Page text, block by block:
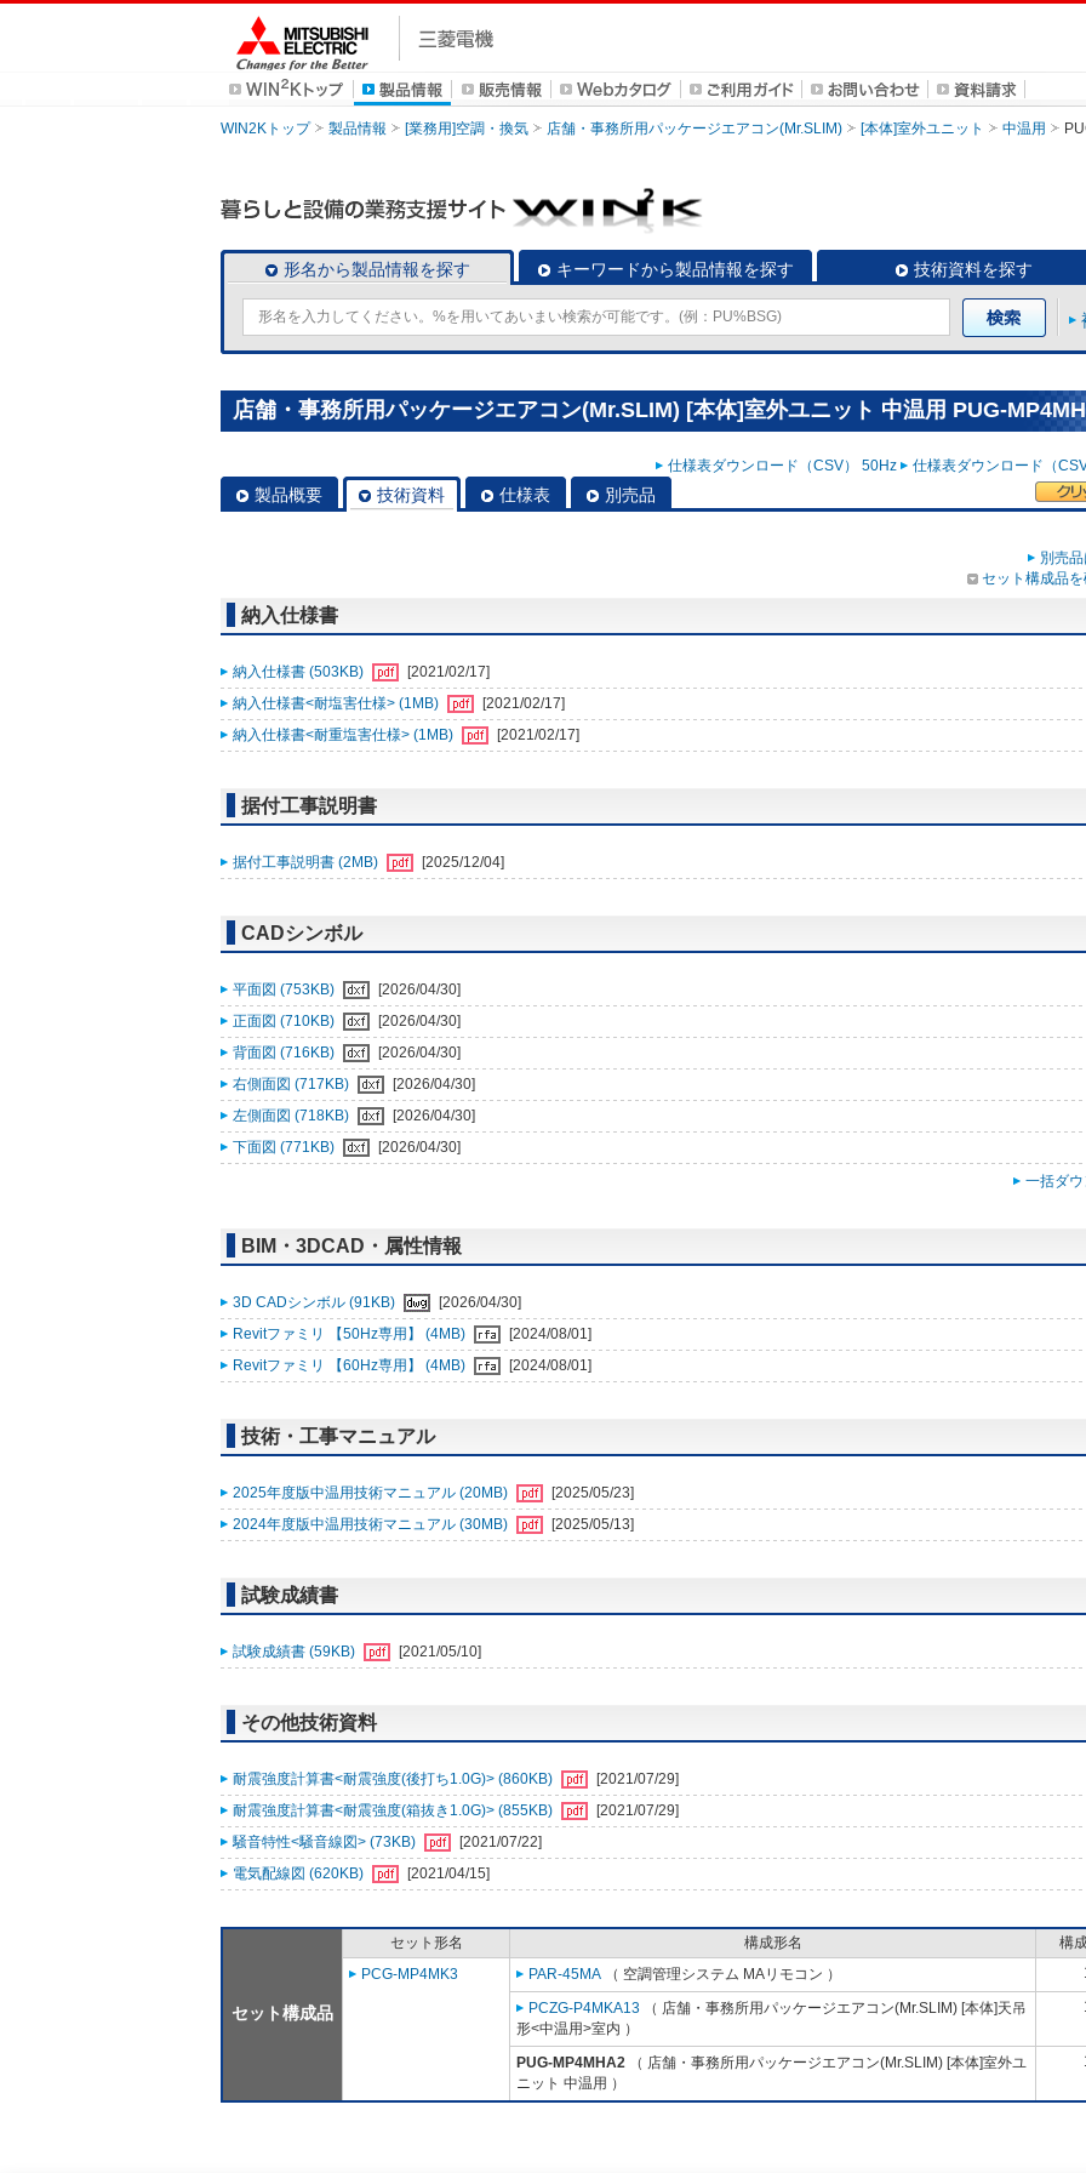
WIN2Kトップ 製品情報 [業務用]空調・換気 店舗・事務所用パッケージエアコン(Mr.SLIM) [本体]室外ユニット 中温用
形名から製品情報を探す キーワードから製品情報を探す 技術資料を探す
店舗・事務所用パッケージエアコン(Mr.SLIM) [本体]室外ユニット 中温用 PUG-
仕様表ダウンロード（CSV） 50Hz 仕様表ダウンロード（
製品概要 技術資料 仕様表 別売品
別売
セット構成品
納入仕様書
納入仕様書 (503KB)
[2021/02/17]
納入仕様書<耐塩害仕様> (1MB)
[2021/02/17]
納入仕様書<耐重塩害仕様> (1MB)
[2021/02/17]
据付工事説明書
据付工事説明書 (2MB) [2025/12/04]
CADシンボル
平面図 (753KB)
[2026/04/30]
正面図 (710KB)
[2026/04/30]
背面図 (716KB)
[2026/04/30]
右側面図 (717KB)
[2026/04/30]
左側面図 (718KB)
[2026/04/30]
下面図 (771KB)
[2026/04/30]
一括ダ
BIM・3DCAD・属性情報
3D CADシンボル (91KB)
[2026/04/30]
Revitファミリ 【50Hz専用】 (4MB)
[2024/08/01]
Revitファミリ 【60Hz専用】 (4MB)
[2024/08/01]
技術・工事マニュアル
2025年度版中温用技術マニュアル (20MB)
[2025/05/23]
2024年度版中温用技術マニュアル (30MB)
[2025/05/13]
試験成績書
試験成績書 (59KB) [2021/05/10]
その他技術資料
耐震強度計算書<耐震強度(後打ち1.0G)> (860KB)
[2021/07/29]
耐震強度計算書<耐震強度(箱抜き1.0G)> (855KB)
[2021/07/29]
騒音特性<騒音線図> (73KB)
[2021/07/22]
電気配線図 (620KB)
[2021/04/15]
セット構成品
セット形名 構成形名
構
PCG-MP4MK3
PAR-45MA （ 空調管理システム MAリモコン ）
PCZG-P4MKA13 （ 店舗・事務所用パッケージエアコン(Mr.SLIM) [本体]天吊
形<中温用>室内 ）
PUG-MP4MHA2 （ 店舗・事務所用パッケージエアコン(Mr.SLIM) [本体]室外ユ
ニット 中温用 ）